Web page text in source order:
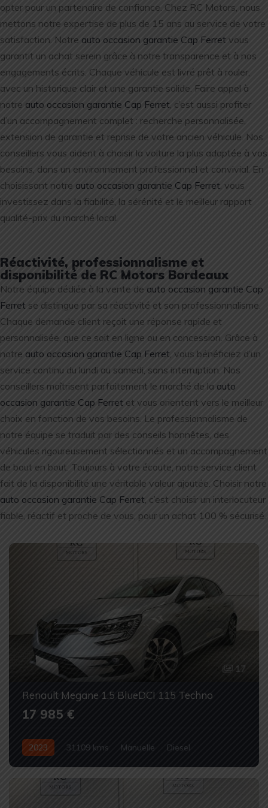
opter pour un partenaire de confiance. Chez RC Motors, nous
mettons notre expertise de plus de 15 ans au service de votre
satisfaction. Notre auto occasion garantie Cap Ferret vous
garantit un achat serein grâce à notre transparence et à nos
engagements écrits. Chaque véhicule est livré prêt à rouler,
avec un historique clair et une garantie solide. Faire appel à
notre auto occasion garantie Cap Ferret , c’est aussi profiter
d’un accompagnement complet : recherche personnalisée,
extension de garantie et reprise de votre ancien véhicule. Nos
conseillers vous aident à choisir la voiture la plus adaptée à vos
besoins, dans un environnement professionnel et convivial. En
choisissant notre auto occasion garantie Cap Ferret , vous
investissez dans la fiabilité, la sérénité et le meilleur rapport
qualité-prix du marché local.
Réactivité, professionnalisme et
disponibilité de RC Motors Bordeaux
Notre équipe dédiée à la vente de auto occasion garantie Cap
Ferret se distingue par sa réactivité et son professionnalisme.
Chaque demande client reçoit une réponse rapide et
personnalisée, que ce soit en ligne ou en concession. Grâce à
notre auto occasion garantie Cap Ferret , vous bénéficiez d’un
service continu du lundi au samedi, sans interruption. Nos
conseillers maîtrisent parfaitement le marché de la auto
occasion garantie Cap Ferret et vous orientent vers le meilleur
choix en fonction de vos besoins. Le professionnalisme de
notre équipe se traduit par des conseils honnêtes, des
véhicules rigoureusement sélectionnés et un accompagnement
de bout en bout. Toujours à votre écoute, notre service client
fait de la disponibilité une véritable valeur ajoutée. Choisir notre
auto occasion garantie Cap Ferret , c’est choisir un interlocuteur
fiable, réactif et proche de vous, pour un achat 100 % sécurisé.
17
Renault Megane 1.5 BlueDCI 115 Techno
17 985 €
2023 31109 kms Manuelle
Diesel